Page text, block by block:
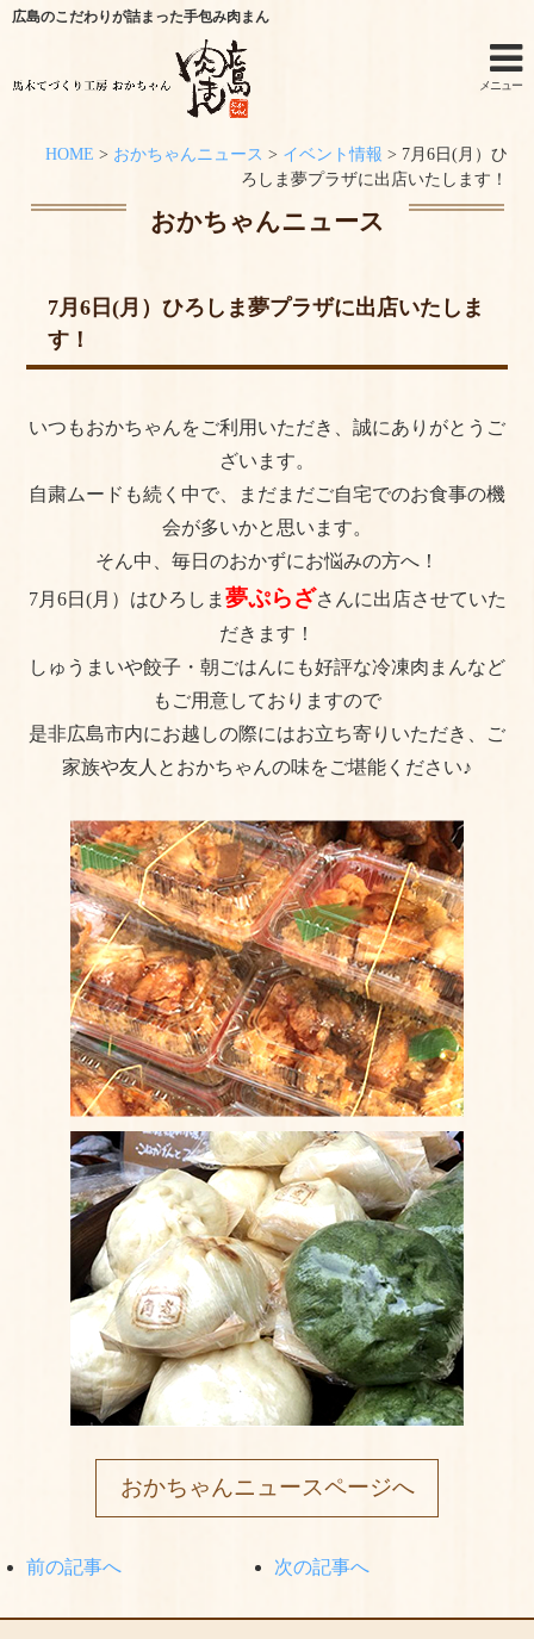
手作りキットのご利用シーン
お問い合わせ
おかちゃんニュース
よくある質問
美味しいお召し上がり⽅
店舗情報
おかちゃんのこだわり
プライバシーポリシー
サイトマップ
広島のこだわりが詰まった手包み肉まん
メニュー
HOME > おかちゃんニュース > イベント情報 > 7月6日(月）ひ
ろしま夢プラザに出店いたします！
おかちゃんニュース
7月6日(月）ひろしま夢プラザに出店いたしま
す！
いつもおかちゃんをご利用いただき、誠にありがとうご
ざいます。
自粛ムードも続く中で、まだまだご自宅でのお食事の機
会が多いかと思います。
そん中、毎日のおかずにお悩みの方へ！
7月6日(月）はひろしま 夢ぷらざさんに出店させていた
だきます！
しゅうまいや餃子・朝ごはんにも好評な冷凍肉まんなど
もご用意しておりますので
是非広島市内にお越しの際にはお立ち寄りいただき、ご
家族や友人とおかちゃんの味をご堪能ください♪
おかちゃんニュースページへ
前の記事へ 次の記事へ